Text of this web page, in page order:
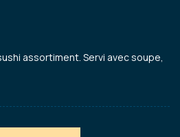
assortiment. Servi avec soupe,